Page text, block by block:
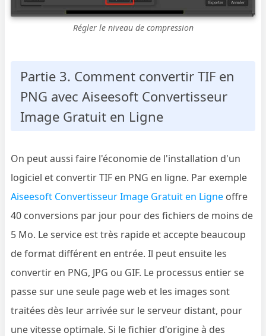
Régler le niveau de compression
Partie 3. Comment convertir TIF en
PNG avec Aiseesoft Convertisseur
Image Gratuit en Ligne
On peut aussi faire l'économie de l'installation d'un
logiciel et convertir TIF en PNG en ligne. Par exemple
Aiseesoft Convertisseur Image Gratuit en Ligne offre
40 conversions par jour pour des fichiers de moins de
5 Mo. Le service est très rapide et accepte beaucoup
de format différent en entrée. Il peut ensuite les
convertir en PNG, JPG ou GIF. Le processus entier se
passe sur une seule page web et les images sont
traitées dès leur arrivée sur le serveur distant, pour
une vitesse optimale. Si le fichier d'origine à des